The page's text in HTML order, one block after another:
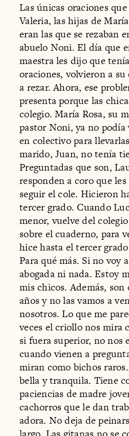
Las únicas oraciones
Valeria, las hijas de
eran las que se rezaban
abuelo Noni. El día que
maestra les dijo que
oraciones, volvieron a su
a rezar. Ahora, ese
presenta porque las
colegio. María Rosa, su
pastor Noni, ya no podía
en colectivo para
marido, Juan, no tenía
Preguntadas que son,
responden a coro que
seguir el cole. Hicieron
tercer grado. Cuando
menor, vuelve del
sobre el cuaderno, para
hice hasta el tercer
Para qué más. Si no voy
abogada ni nada. Estoy
mis chicos. Además,
años y no las vamos a
nosotros. Lo que me
veces el criollo nos mira
si fuera superior, no nos
cuando vienen a
miran como bichos
bella y tranquila. Tiene
paciencias de madre
cachorros que le dan
adora. No deja de